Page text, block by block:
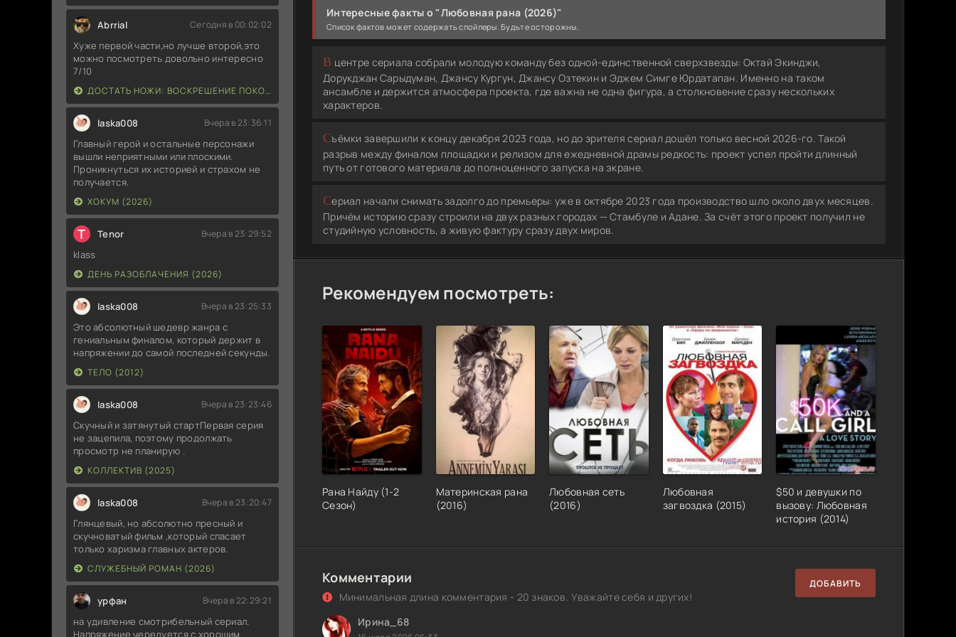
Abrrial Сегодня в 00:02:02
Хуже первой части,но лучше второй,это
можно посмотреть довольно интересно
7/10
ДОСТАТЬ НОЖИ: ВОСКРЕШЕНИЕ ПОКОЙНИКА (2025)
laska008 Вчера в 23:36:11
Главный герой и остальные персонажи
вышли неприятными или плоскими.
Проникнуться их историей и страхом не
получается.
ХОКУМ (2026)
T Tenor Вчера в 23:29:52
klass
ДЕНЬ РАЗОБЛАЧЕНИЯ (2026)
laska008 Вчера в 23:25:33
Это абсолютный шедевр жанра с
гениальным финалом, который держит в
напряжении до самой последней секунды.
ТЕЛО (2012)
laska008 Вчера в 23:23:46
Скучный и затянутый стартПервая серия
не зацепила, поэтому продолжать
просмотр не планирую .
КОЛЛЕКТИВ (2025)
laska008 Вчера в 23:20:47
Глянцевый, но абсолютно пресный и
скучноватый фильм ,который спасает
только харизма главных актеров.
СЛУЖЕБНЫЙ РОМАН (2026)
урфан Вчера в 22:29:21
на удивление смотрибельный сериал.
Напряжение чередуется с хорошим
Интересные факты о "Любовная рана (2026)"
Список фактов может содержать спойлеры. Будьте осторожны.
В центре сериала собрали молодую команду без одной-единственной сверхзвезды: Октай Экинджи,
Дорукджан Сарыдуман, Джансу Кургун, Джансу Озтекин и Эджем Симге Юрдатапан. Именно на таком
ансамбле и держится атмосфера проекта, где важна не одна фигура, а столкновение сразу нескольких
характеров.
Съёмки завершили к концу декабря 2023 года, но до зрителя сериал дошёл только весной 2026-го. Такой
разрыв между финалом площадки и релизом для ежедневной драмы редкость: проект успел пройти длинный
путь от готового материала до полноценного запуска на экране.
Сериал начали снимать задолго до премьеры: уже в октябре 2023 года производство шло около двух месяцев.
Причём историю сразу строили на двух разных городах — Стамбуле и Адане. За счёт этого проект получил не
студийную условность, а живую фактуру сразу двух миров.
Рекомендуем посмотреть:
Рана Найду (1-2
Сезон)
Материнская рана
(2016)
Любовная сеть
(2016)
Любовная
загвоздка (2015)
$50 и девушки по
вызову: Любовная
история (2014)
Комментарии
Минимальная длина комментария - 20 знаков. Уважайте себя и других!
ДОБАВИТЬ
Ирина_68